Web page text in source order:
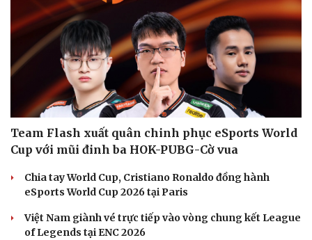
ưu Brand Video Ads.
| SmartAds
ESPORTS